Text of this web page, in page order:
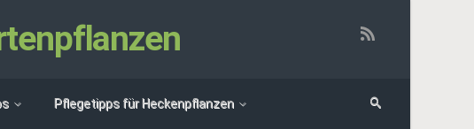
Pflegetipps für Heckenpflanzen